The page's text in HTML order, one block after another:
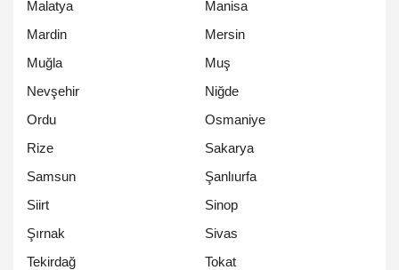
Malatya
Manisa
Mardin
Mersin
Muğla
Muş
Nevşehir
Niğde
Ordu
Osmaniye
Rize
Sakarya
Samsun
Şanlıurfa
Siirt
Sinop
Şırnak
Sivas
Tekirdağ
Tokat